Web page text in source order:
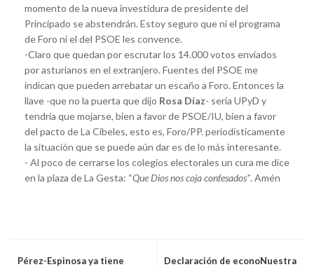
momento de la nueva investidura de presidente del
Principado se abstendrán. Estoy seguro que ni el programa
de Foro ni el del PSOE les convence.
-Claro que quedan por escrutar los 14.000 votos enviados
por asturianos en el extranjero. Fuentes del PSOE me
indican que pueden arrebatar un escaño a Foro. Entonces la
llave -que no la puerta que dijo Rosa Díaz- sería UPyD y
tendría que mojarse, bien a favor de PSOE/IU, bien a favor
del pacto de La Cibeles, esto es, Foro/PP. periodísticamente
la situación que se puede aún dar es de lo más interesante.
- Al poco de cerrarse los colegios electorales un cura me dice
en la plaza de La Gesta: “Que Dios nos coja confesados”. Amén
Pérez-Espinosa ya tiene
Declaración de econoNuestra